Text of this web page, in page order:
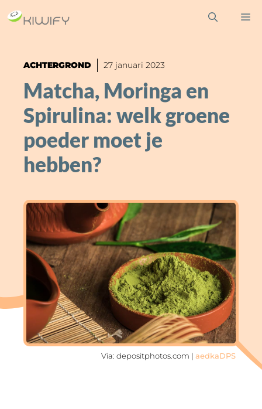
Ga
naar
inhoudACHTERGROND 27 januari 2023
Matcha, Moringa en
Spirulina: welk groene
poeder moet je
hebben?
Via: depositphotos.com | aedkaDPS